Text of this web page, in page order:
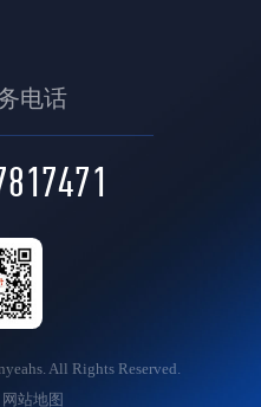
电话
All Rights Reserved.
网站地图